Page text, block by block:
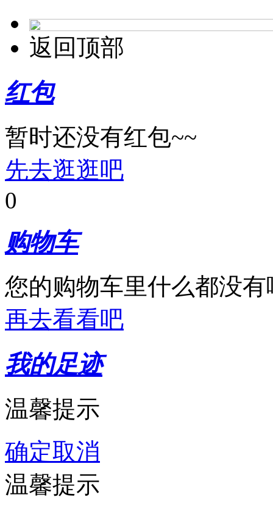
返回顶部
红包
暂时还没有红包~~
先去逛逛吧
0
购物车
您的购物车里什么都没有
再去看看吧
我的足迹
温馨提示
确定取消
温馨提示